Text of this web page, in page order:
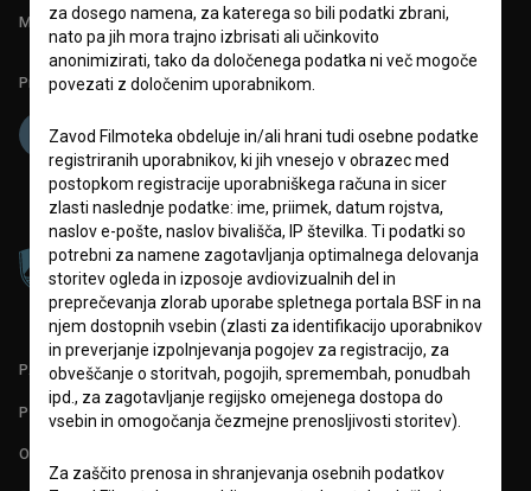
Mednarodna številka ISSN 2670-787X
Projekt sofinancira:
PARTNERJI
POGOJI UPORABE
O PROJEKTU
za dosego namena, za katerega so bili podatki zbrani,
nato pa jih mora trajno izbrisati ali učinkovito
anonimizirati, tako da določenega podatka ni več mogoče
povezati z določenim uporabnikom.
Zavod Filmoteka obdeluje in/ali hrani tudi osebne podatke
registriranih uporabnikov, ki jih vnesejo v obrazec med
postopkom registracije uporabniškega računa in sicer
zlasti naslednje podatke: ime, priimek, datum rojstva,
naslov e-pošte, naslov bivališča, IP številka. Ti podatki so
potrebni za namene zagotavljanja optimalnega delovanja
storitev ogleda in izposoje avdiovizualnih del in
preprečevanja zlorab uporabe spletnega portala BSF in na
njem dostopnih vsebin (zlasti za identifikacijo uporabnikov
in preverjanje izpolnjevanja pogojev za registracijo, za
obveščanje o storitvah, pogojih, spremembah, ponudbah
ipd., za zagotavljanje regijsko omejenega dostopa do
vsebin in omogočanja čezmejne prenosljivosti storitev).
Za zaščito prenosa in shranjevanja osebnih podatkov